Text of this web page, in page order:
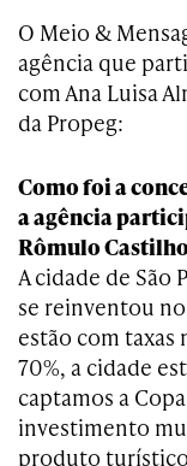
O Meio &
agência que
com Ana Luisa
da Propeg:
Como foi a
a agência
Rômulo
A cidade de São
se reinventou
estão com taxas
70%, a cidade
captamos a
investimento
produto